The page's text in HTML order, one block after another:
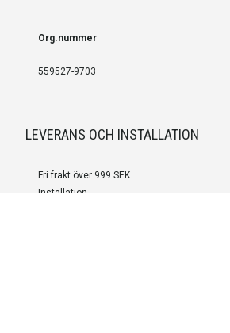
Org.nummer
559527-9703
LEVERANS OCH INSTALLATION
Fri frakt över 999 SEK
Installation